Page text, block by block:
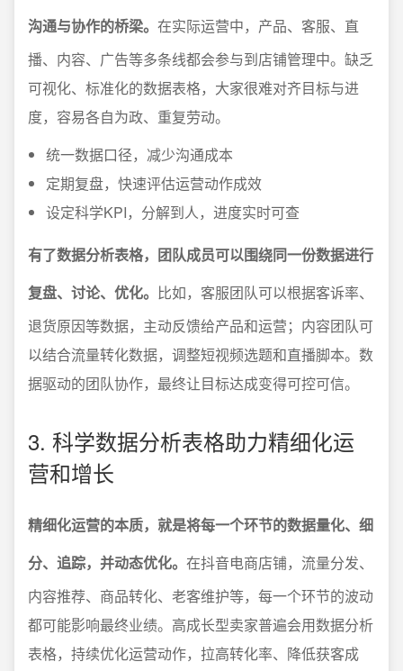
沟通与协作的桥梁。 在实际运营中，产品、客服、直
播、内容、广告等多条线都会参与到店铺管理中。缺乏
可视化、标准化的数据表格，大家很难对齐目标与进
度，容易各自为政、重复劳动。
统一数据口径，减少沟通成本
定期复盘，快速评估运营动作成效
设定科学KPI，分解到人，进度实时可查
有了数据分析表格，团队成员可以围绕同一份数据进行
复盘、讨论、优化。 比如，客服团队可以根据客诉率、
退货原因等数据，主动反馈给产品和运营；内容团队可
以结合流量转化数据，调整短视频选题和直播脚本。数
据驱动的团队协作，最终让目标达成变得可控可信。
3. 科学数据分析表格助力精细化运
营和增长
精细化运营的本质，就是将每一个环节的数据量化、细
分、追踪，并动态优化。 在抖音电商店铺，流量分发、
内容推荐、商品转化、老客维护等，每一个环节的波动
都可能影响最终业绩。高成长型卖家普遍会用数据分析
表格，持续优化运营动作，拉高转化率、降低获客成